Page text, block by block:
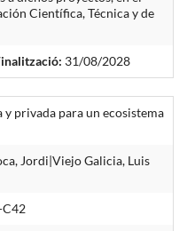
Científica, Técnica y de
31/08/2028
y privada para un ecosistema
Jordi|Viejo Galicia, Luis